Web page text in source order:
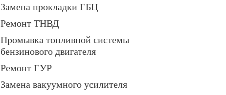
Замена прокладки ГБЦ
Ремонт ТНВД
Промывка топливной системы
бензинового двигателя
Ремонт ГУР
Замена вакуумного усилителя